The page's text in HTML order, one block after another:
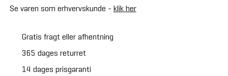
Se varen som erhvervskunde - klik her
Gratis fragt eller afhentning
365 dages returret
14 dages prisgaranti